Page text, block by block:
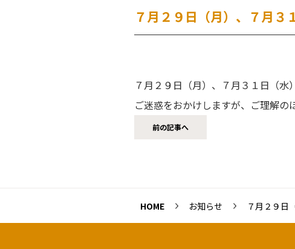
７月２９日（月）、７月３
７月２９日（月）、７月３１日（水
ご迷惑をおかけしますが、ご理解の
前の記事へ
HOME お知らせ ７月２９日（月）、７月３１日（水